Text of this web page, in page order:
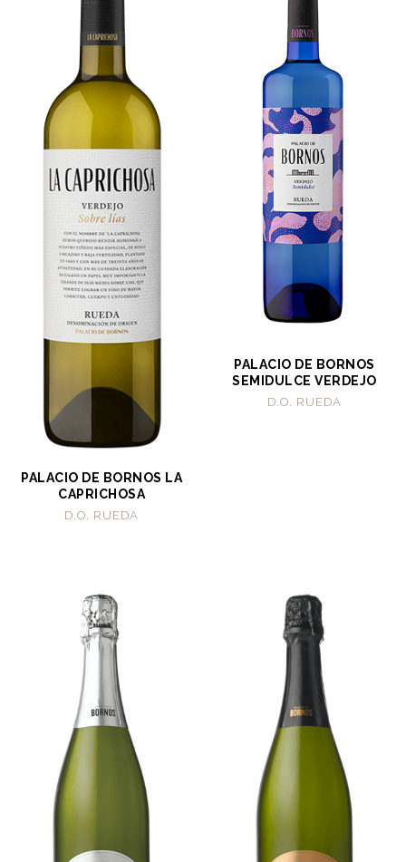
PALACIO DE BORNOS LA
CAPRICHOSA
D.O. RUEDA
PALACIO DE BORNOS
SEMIDULCE VERDEJO
D.O. RUEDA